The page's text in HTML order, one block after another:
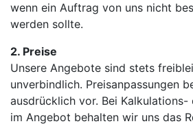
wenn ein Auftrag von uns nicht
werden sollte.
2. Preise
Unsere Angebote sind stets
unverbindlich. Preisanpassungen
ausdrücklich vor. Bei
im Angebot behalten wir uns das